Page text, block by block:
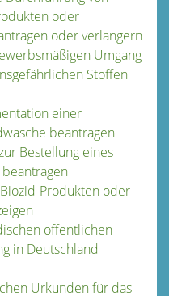
oder
oder verlängern
Umgang
Stoffen
einer
beantragen
Bestellung eines
Produkten oder
öffentlichen
in Deutschland
Urkunden für das